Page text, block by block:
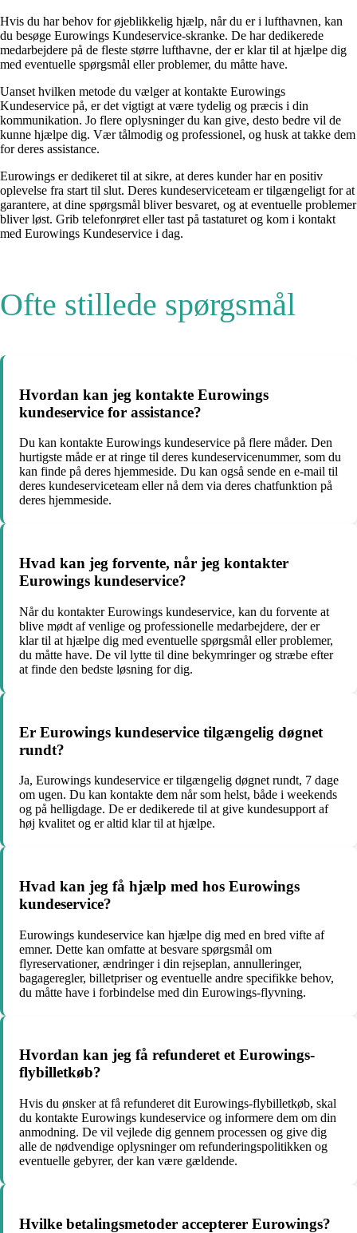
Hvis du har behov for øjeblikkelig hjælp, når du er i lufthavnen, kan
du besøge Eurowings Kundeservice-skranke. De har dedikerede
medarbejdere på de fleste større lufthavne, der er klar til at hjælpe dig
med eventuelle spørgsmål eller problemer, du måtte have.
Uanset hvilken metode du vælger at kontakte Eurowings
Kundeservice på, er det vigtigt at være tydelig og præcis i din
kommunikation. Jo flere oplysninger du kan give, desto bedre vil de
kunne hjælpe dig. Vær tålmodig og professionel, og husk at takke dem
for deres assistance.
Eurowings er dedikeret til at sikre, at deres kunder har en positiv
oplevelse fra start til slut. Deres kundeserviceteam er tilgængeligt for at
garantere, at dine spørgsmål bliver besvaret, og at eventuelle problemer
bliver løst. Grib telefonrøret eller tast på tastaturet og kom i kontakt
med Eurowings Kundeservice i dag.
Ofte stillede spørgsmål
Hvordan kan jeg kontakte Eurowings
kundeservice for assistance?
Du kan kontakte Eurowings kundeservice på flere måder. Den
hurtigste måde er at ringe til deres kundeservicenummer, som du
kan finde på deres hjemmeside. Du kan også sende en e-mail til
deres kundeserviceteam eller nå dem via deres chatfunktion på
deres hjemmeside.
Hvad kan jeg forvente, når jeg kontakter
Eurowings kundeservice?
Når du kontakter Eurowings kundeservice, kan du forvente at
blive mødt af venlige og professionelle medarbejdere, der er
klar til at hjælpe dig med eventuelle spørgsmål eller problemer,
du måtte have. De vil lytte til dine bekymringer og stræbe efter
at finde den bedste løsning for dig.
Er Eurowings kundeservice tilgængelig døgnet
rundt?
Ja, Eurowings kundeservice er tilgængelig døgnet rundt, 7 dage
om ugen. Du kan kontakte dem når som helst, både i weekends
og på helligdage. De er dedikerede til at give kundesupport af
høj kvalitet og er altid klar til at hjælpe.
Hvad kan jeg få hjælp med hos Eurowings
kundeservice?
Eurowings kundeservice kan hjælpe dig med en bred vifte af
emner. Dette kan omfatte at besvare spørgsmål om
flyreservationer, ændringer i din rejseplan, annulleringer,
bagageregler, billetpriser og eventuelle andre specifikke behov,
du måtte have i forbindelse med din Eurowings-flyvning.
Hvordan kan jeg få refunderet et Eurowings-
flybilletkøb?
Hvis du ønsker at få refunderet dit Eurowings-flybilletkøb, skal
du kontakte Eurowings kundeservice og informere dem om din
anmodning. De vil vejlede dig gennem processen og give dig
alle de nødvendige oplysninger om refunderingspolitikken og
eventuelle gebyrer, der kan være gældende.
Hvilke betalingsmetoder accepterer Eurowings?